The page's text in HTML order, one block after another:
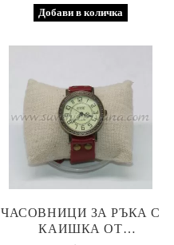
ЧАСОВНИЦИ ЗА РЪКА С
КАИШКА ОТ